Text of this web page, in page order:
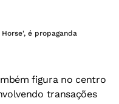
é propaganda
figura no centro
transações